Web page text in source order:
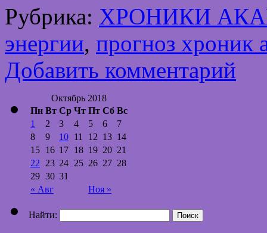
Рубрика: ХРОНИКИ
энергии, прогноз хроник
Добавить комментарий
Октябрь 2018
Пн Вт Ср Чт Пт Сб Вс
« Авг Ноя »
1 2 3 4 5 6
7
8
9 10 11 12 13 14
15 16 17 18 19 20 21
22 23 24 25 26 27 28
29 30 31
Найти: